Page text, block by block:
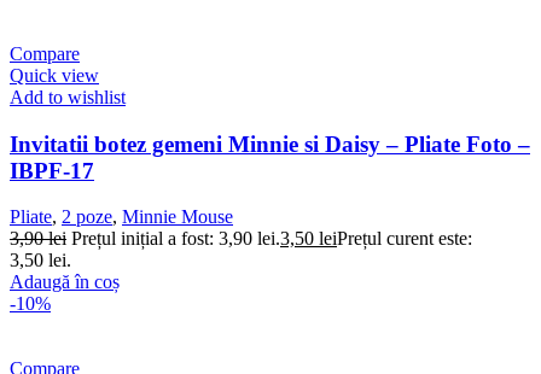
Compare
Quick view
Add to wishlist
Invitatii botez gemeni Minnie si Daisy – Pliate Foto –
IBPF-17
Pliate, 2 poze, Minnie Mouse
3,90lei Prețul inițial a fost: 3,90 lei.3,50 leiPrețul curent este:
3,50 lei.
Adaugă în coș
-10%
Compare